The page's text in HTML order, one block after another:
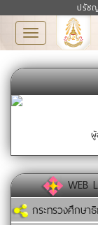
ปรัช
Toggle
navigation
ผู้
WEB
กระทรวงศึกษา